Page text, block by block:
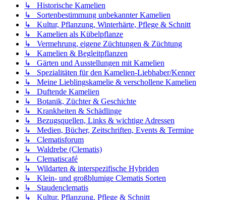
↳ Historische Kamelien
↳ Sortenbestimmung unbekannter Kamelien
↳ Kultur, Pflanzung, Winterhärte, Pflege & Schnitt
↳ Kamelien als Kübelpflanze
↳ Vermehrung, eigene Züchtungen & Züchtung
↳ Kamelien & Begleitpflanzen
↳ Gärten und Ausstellungen mit Kamelien
↳ Spezialitäten für den Kamelien-Liebhaber/Kenner
↳ Meine Lieblingskamelie & verschollene Kamelien
↳ Duftende Kamelien
↳ Botanik, Züchter & Geschichte
↳ Krankheiten & Schädlinge
↳ Bezugsquellen, Links & wichtige Adressen
↳ Medien, Bücher, Zeitschriften, Events & Termine
↳ Clematisforum
↳ Waldrebe (Clematis)
↳ Clematiscafé
↳ Wildarten & interspezifische Hybriden
↳ Klein- und großblumige Clematis Sorten
↳ Staudenclematis
↳ Kultur, Pflanzung, Pflege & Schnitt